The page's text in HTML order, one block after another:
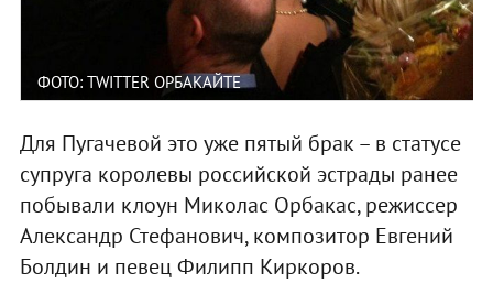
ФОТО: TWITTER ОРБАКАЙТЕ
Для Пугачевой это уже пятый брак – в статусе
супруга королевы российской эстрады ранее
побывали клоун Миколас Орбакас, режиссер
Александр Стефанович, композитор Евгений
Болдин и певец Филипп Киркоров.